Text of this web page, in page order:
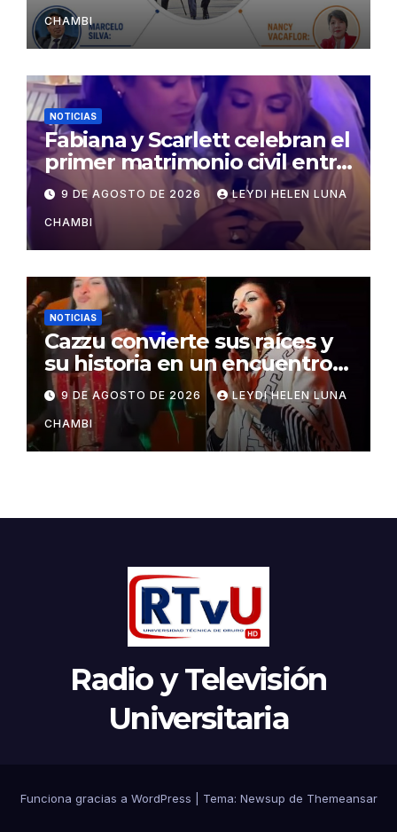
CHAMBI
NOTICIAS
Fabiana y Scarlett celebran el
primer matrimonio civil entre
personas del mismo sexo en
Bolivia
9 DE AGOSTO DE 2026 LEYDI HELEN LUNA
CHAMBI
NOTICIAS
Cazzu convierte sus raíces y
su historia en un encuentro
con Bolivia
9 DE AGOSTO DE 2026 LEYDI HELEN LUNA
CHAMBI
Radio y Televisión
Universitaria
Funciona gracias a WordPress Tema: Newsup de Themeansar